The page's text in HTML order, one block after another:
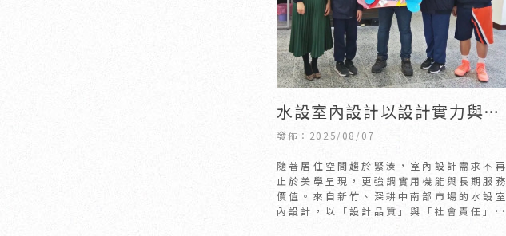
水設室內設計以設計實力與社
會參與並進 建立高信任度空間
品牌｜新竹室內裝潢｜竹北室
內裝潢
發佈：2025/08/07
隨著居住空間趨於緊湊，室內設計需求不再
止於美學呈現，更強調實用機能與長期服務
價值。來自新竹、深耕中南部市場的水設室
內設計，以「設計品質」與「社會責任」雙